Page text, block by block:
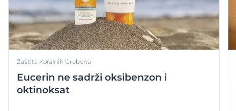
Zaštita Koralnih Grebena
Eucerin ne sadrži oksibenzon i
oktinoksat